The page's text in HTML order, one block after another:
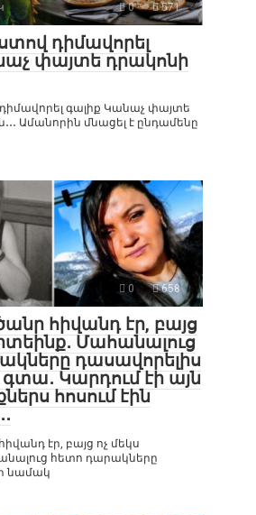
0 571
դիմավորել
փայտե դրակոնի
գալիք Կանաչ փայտե
Ամանորին մնացել է ընդամենը
0 658
հիվանդ էր, բայց
Մահանալուց
դասավորելիս
Կարդում էի այն
հոսում էին
էր, բայց ոչ մեկս
հետո դարակները
նամակ